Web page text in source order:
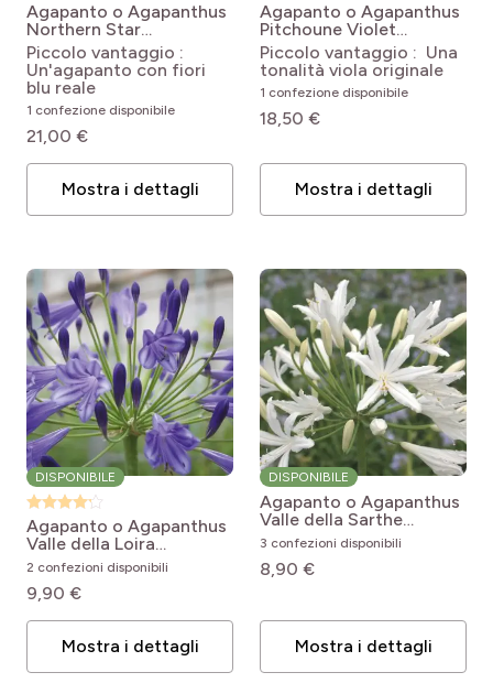
Agapanto o Agapanthus
Northern Star
Agapanthus Northern
Star
Piccolo vantaggio :
Un'agapanto con fiori
blu reale
1 confezione disponibile
21,00 €
Mostra i dettagli
Agapanto o Agapanthus
Pitchoune Violet
Agapanthus x africanus
Pitchoune Violet
Piccolo vantaggio : Una
tonalità viola originale
1 confezione disponibile
18,50 €
Mostra i dettagli
DISPONIBILE
Agapanto o Agapanthus
Valle della Loira
Agapanthus x Vallée de
la Loire
2 confezioni disponibili
9,90 €
Mostra i dettagli
DISPONIBILE
Agapanto o Agapanthus
Valle della Sarthe
Agapanthus x hybridus
Vallée de la Sarthe
3 confezioni disponibili
8,90 €
Mostra i dettagli